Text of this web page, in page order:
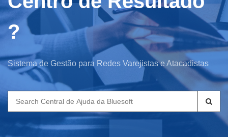
?
Sistema de Gestão para Redes Varejistas e Atacadistas
Search
for: